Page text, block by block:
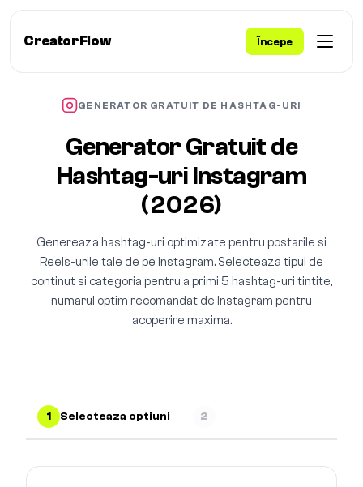
CreatorFlow Începe
GENERATOR GRATUIT DE HASHTAG-URI
Generator Gratuit de
Hashtag-uri Instagram
(2026)
Genereaza hashtag-uri optimizate pentru postarile si
Reels-urile tale de pe Instagram. Selecteaza tipul de
continut si categoria pentru a primi 5 hashtag-uri tintite,
numarul optim recomandat de Instagram pentru
acoperire maxima.
1 Selecteaza optiuni 2